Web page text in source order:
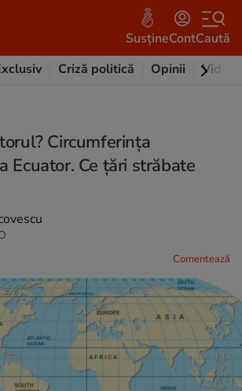
SusțineContCaută
Criză politică Opinii Video
Circumferința
Ecuator. Ce țări străbate
Comentează